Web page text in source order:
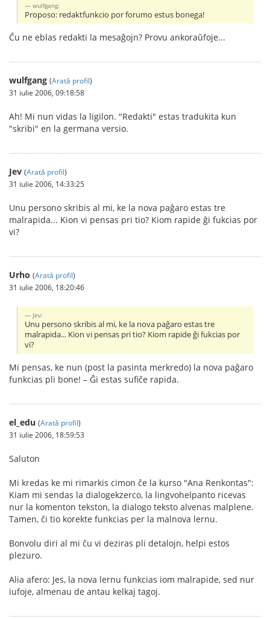
wulfgang:
Proposo: redaktfunkcio por forumo estus bonega!
Ĉu ne eblas redakti la mesaĝojn? Provu ankoraŭfoje...
wulfgang (Arată profil)
31 iulie 2006, 09:18:58
Ah! Mi nun vidas la ligilon. "Redakti" estas tradukita kun
"skribi" en la germana versio.
Jev (Arată profil)
31 iulie 2006, 14:33:25
Unu persono skribis al mi, ke la nova paĝaro estas tre
malrapida... Kion vi pensas pri tio? Kiom rapide ĝi fukcias por
vi?
Urho (Arată profil)
31 iulie 2006, 18:20:46
Jev:
Unu persono skribis al mi, ke la nova paĝaro estas tre
malrapida... Kion vi pensas pri tio? Kiom rapide ĝi fukcias por
vi?
Mi pensas, ke nun (post la pasinta merkredo) la nova paĝaro
funkcias pli bone! – Ĝi estas sufiĉe rapida.
el_edu (Arată profil)
31 iulie 2006, 18:59:53
Saluton
Mi kredas ke mi rimarkis cimon ĉe la kurso "Ana Renkontas":
Kiam mi sendas la dialogekzerco, la lingvohelpanto ricevas
nur la komenton tekston, la dialogo teksto alvenas malplene.
Tamen, ĉi tio korekte funkcias per la malnova lernu.
Bonvolu diri al mi ĉu vi deziras pli detalojn, helpi estos
plezuro.
Alia afero: Jes, la nova lernu funkcias iom malrapide, sed nur
iufoje, almenau de antau kelkaj tagoj.